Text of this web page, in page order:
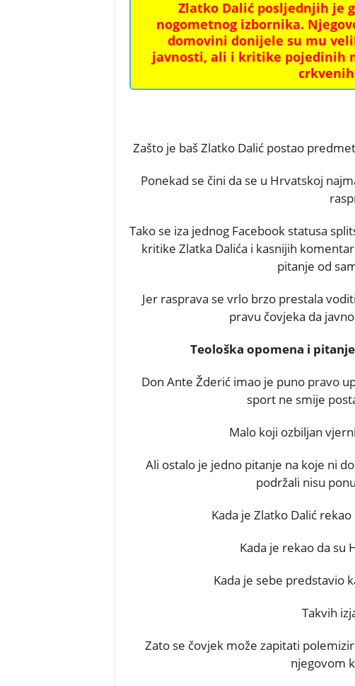
Zlatko Dalić posljednjih je
nogometnog izbornika.
domovini donijele su mu
javnosti, ali i kritike pojedinih
Zašto je baš Zlatko Dalić postao
Ponekad se čini da se u Hrvatskoj
Tako se iza jednog Facebook statusa
kritike Zlatka Dalića i kasnijih
pitanje od
Jer rasprava se vrlo brzo prestala
pravu čovjeka da
Teološka opomena i
Don Ante Žderić imao je puno pravo
sport ne smije
Malo koji ozbiljan
Ali ostalo je jedno pitanje na koje ni
podržali nisu
Kada je Zlatko Dalić
Kada je rekao da su
Kada je sebe predstavio
Takvih
Zato se čovjek može zapitati
njegovom